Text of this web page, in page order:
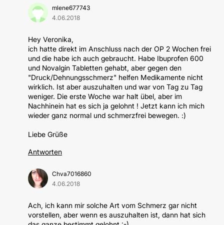
mlene677743
4.06.2018
Hey Veronika,
ich hatte direkt im Anschluss nach der OP 2 Wochen frei
und die habe ich auch gebraucht. Habe Ibuprofen 600
und Novalgin Tabletten gehabt, aber gegen den
"Druck/Dehnungsschmerz" helfen Medikamente nicht
wirklich. Ist aber auszuhalten und war von Tag zu Tag
weniger. Die erste Woche war halt übel, aber im
Nachhinein hat es sich ja gelohnt ! Jetzt kann ich mich
wieder ganz normal und schmerzfrei bewegen. :)
Liebe Grüße
Antworten
Chva7016860
4.06.2018
Ach, ich kann mir solche Art vom Schmerz gar nicht
vorstellen, aber wenn es auszuhalten ist, dann hat sich